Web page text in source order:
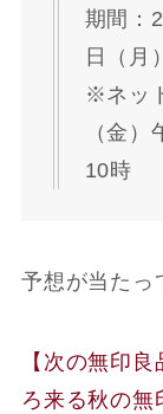
期間：
日（月）
※ネッ
（金
10時
予想が当たっ
【次の無印
ろ来る秋の無